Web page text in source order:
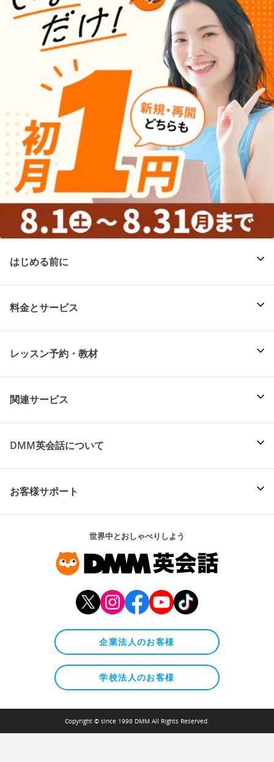
はじめる前に
料金とサービス
レッスン予約・教材
関連サービス
DMM英会話について
お客様サポート
世界中とおしゃべりしよう
企業法人のお客様
学校法人のお客様
Copyright © since 1998 DMM All Rights Reserved.